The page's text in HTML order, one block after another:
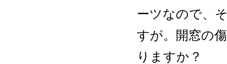
ーツなので、
すが。開窓の
りますか？